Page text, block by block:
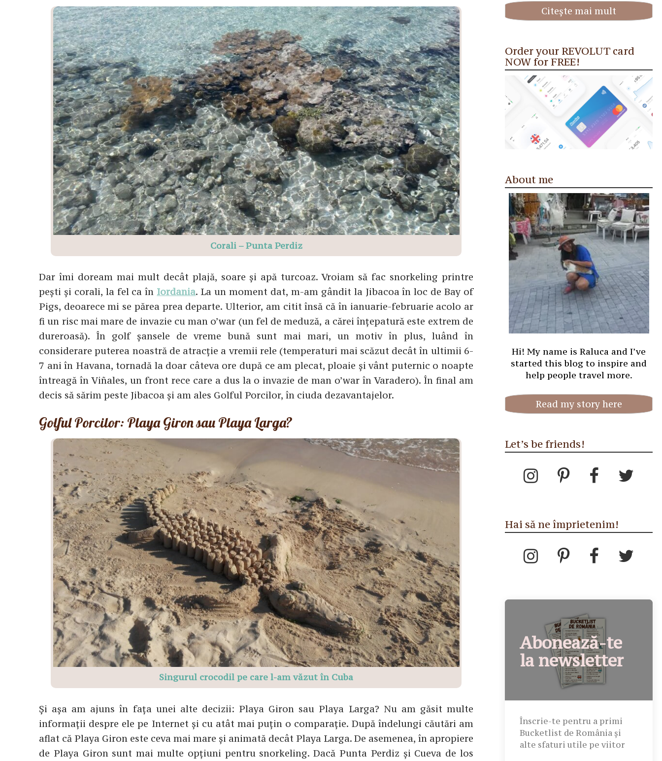
Corali – Punta Perdiz
Dar îmi doream mai mult decât plajă, soare și apă turcoaz. Vroiam să fac snorkeling printre
pești și corali, la fel ca în Iordania. La un moment dat, m-am gândit la Jibacoa în loc de Bay of
Pigs, deoarece mi se părea prea departe. Ulterior, am citit însă că în ianuarie-februarie acolo ar
fi un risc mai mare de invazie cu man o’war (un fel de meduză, a cărei înțepatură este extrem de
dureroasă). În golf șansele de vreme bună sunt mai mari, un motiv în plus, luând în
considerare puterea noastră de atracție a vremii rele (temperaturi mai scăzut decât în ultimii 6-
7 ani în Havana, tornadă la doar câteva ore după ce am plecat, ploaie și vânt puternic o noapte
întreagă în Viñales, un front rece care a dus la o invazie de man o’war în Varadero). În final am
decis să sărim peste Jibacoa și am ales Golful Porcilor, în ciuda dezavantajelor.
Golful Porcilor: Playa Giron sau Playa Larga?
Singurul crocodil pe care l-am văzut în Cuba
Și așa am ajuns în fața unei alte decizii: Playa Giron sau Playa Larga? Nu am găsit multe
informații despre ele pe Internet și cu atât mai puțin o comparație. După îndelungi căutări am
aflat că Playa Giron este ceva mai mare și animată decât Playa Larga. De asemenea, în apropiere
de Playa Giron sunt mai multe opțiuni pentru snorkeling. Dacă Punta Perdiz și Cueva de los
Citește mai mult
Order your REVOLUT card
NOW for FREE!
About me
Hi! My name is Raluca and I’ve
started this blog to inspire and
help people travel more.
Read my story here
Let’s be friends!
Hai să ne împrietenim!
Abonează-te
la newsletter
Înscrie-te pentru a primi
Bucketlist de România și
alte sfaturi utile pe viitor